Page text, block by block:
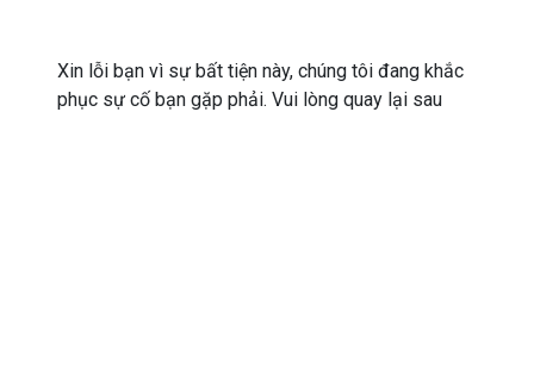
Xin lỗi bạn vì sự bất tiện này, chúng tôi đang khắc
phục sự cố bạn gặp phải. Vui lòng quay lại sau